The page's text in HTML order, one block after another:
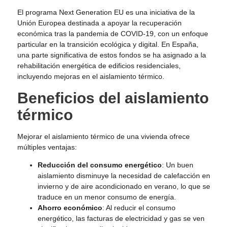
El programa Next Generation EU es una iniciativa de la
Unión Europea destinada a apoyar la recuperación
económica tras la pandemia de COVID-19, con un enfoque
particular en la transición ecológica y digital. En España,
una parte significativa de estos fondos se ha asignado a la
rehabilitación energética de edificios residenciales,
incluyendo mejoras en el aislamiento térmico.
Beneficios del aislamiento
térmico
Mejorar el aislamiento térmico de una vivienda ofrece
múltiples ventajas:
Reducción del consumo energético: Un buen
aislamiento disminuye la necesidad de calefacción en
invierno y de aire acondicionado en verano, lo que se
traduce en un menor consumo de energía.
Ahorro económico: Al reducir el consumo
energético, las facturas de electricidad y gas se ven